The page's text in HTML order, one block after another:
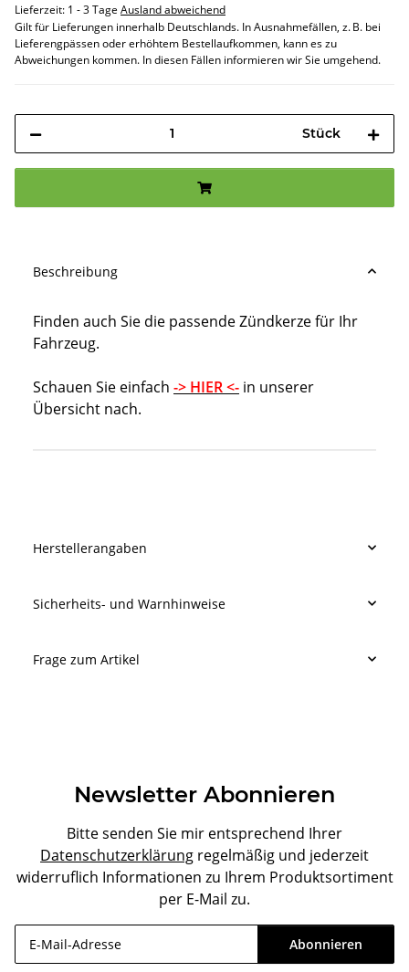
Lieferzeit: 1 - 3 Tage Ausland abweichend
Gilt für Lieferungen innerhalb Deutschlands. In Ausnahmefällen, z. B. bei
Lieferengpässen oder erhöhtem Bestellaufkommen, kann es zu
Abweichungen kommen. In diesen Fällen informieren wir Sie umgehend.
Stück
Beschreibung
Finden auch Sie die passende Zündkerze für Ihr
Fahrzeug.
Schauen Sie einfach -> HIER <- in unserer
Übersicht nach.
Herstellerangaben
Sicherheits- und Warnhinweise
Frage zum Artikel
Newsletter Abonnieren
Bitte senden Sie mir entsprechend Ihrer
Datenschutzerklärung regelmäßig und jederzeit
widerruflich Informationen zu Ihrem Produktsortiment
per E-Mail zu.
Abonnieren